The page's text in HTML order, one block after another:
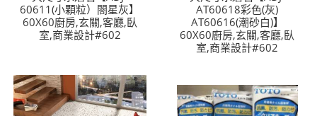
60611(小顆粒）閤星灰】
60X60廚房,玄關,客廳,臥
室,商業設計#602
AT60618彩色(灰)
AT60616(潮砂白)】
60X60廚房,玄關,客廳,臥
室,商業設計#602